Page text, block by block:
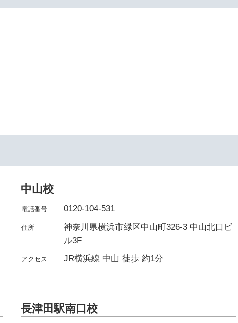
中山校
0120-104-531
神奈川県横浜市緑区中山町326-3 中山北口ビ
ル3F
JR横浜線 中山 徒歩 約1分
長津田駅南口校